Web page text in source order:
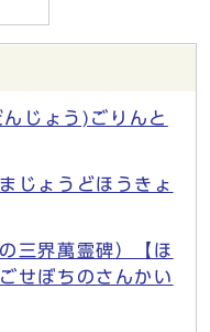
じょう)ごりんと
じょうどほうきょ
三界萬霊碑）【ほ
せぼちのさんかい